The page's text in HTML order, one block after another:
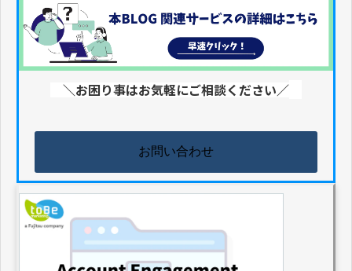
＼お困り事はお気軽にご相談ください／
お問い合わせ